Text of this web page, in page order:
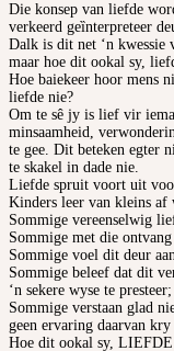
Die konsep van liefde
verkeerd geȉnterpreteer
Dalk is dit net ‘n kwessie
maar hoe dit ookal sy,
Hoe baiekeer hoor mens
liefde nie?
Om te sê jy is lief vir
minsaamheid,
te gee. Dit beteken egter
te skakel in dade nie.
Liefde spruit voort uit
Kinders leer van kleins af
Sommige vereenselwig
Sommige met die
Sommige voel dit deur
Sommige beleef dat dit
‘n sekere wyse te presteer;
Sommige verstaan glad
geen ervaring daarvan kry
Hoe dit ookal sy, LIEFDE